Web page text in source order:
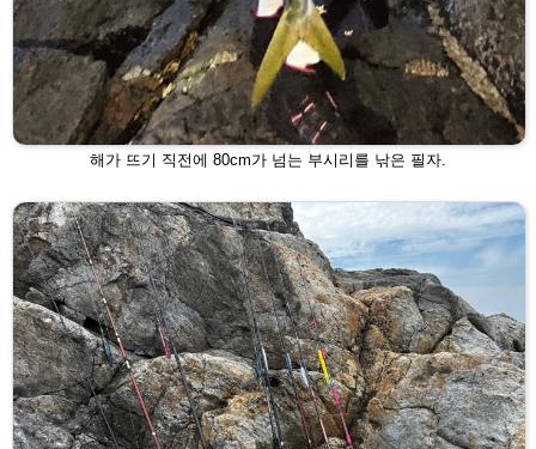
해가 뜨기 직전에 80cm가 넘는 부시리를 낚은 필자.